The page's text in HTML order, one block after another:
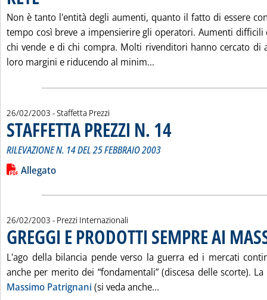
Non è tanto l'entità degli aumenti, quanto il fatto di essere
tempo così breve a impensierire gli operatori. Aumenti
chi vende e di chi compra. Molti rivenditori hanno cercato di
loro margini e riducendo al minim...
26/02/2003 - Staffetta Prezzi
STAFFETTA PREZZI N. 14
RILEVAZIONE N. 14 DEL 25 FEBBRAIO 2003
Leggi tutta la notizia: 'STAFFETTA PREZZI N. 14'
Lista allegati PDF alla notizia
Allegato
26/02/2003 - Prezzi Internazionali
GREGGI E PRODOTTI SEMPRE AI
L'ago della bilancia pende verso la guerra ed i mercati
anche per merito dei “fondamentali” (discesa delle scorte).
Massimo Patrignani (si veda anche...